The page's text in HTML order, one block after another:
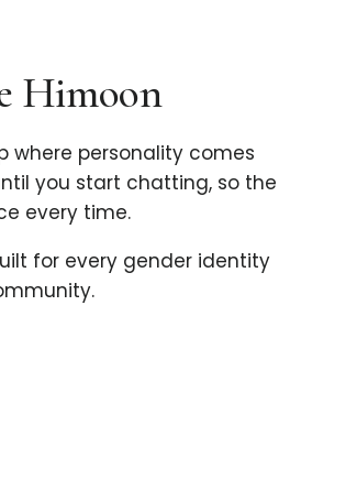
Himoon
where personality comes
you start chatting, so the
every time.
for every gender identity